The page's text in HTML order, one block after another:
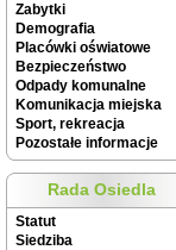
Zabytki
Demografia
Placówki oświatowe
Bezpieczeństwo
Odpady komunalne
Komunikacja miejska
Sport, rekreacja
Pozostałe informacje
Rada Osiedla
Statut
Siedziba